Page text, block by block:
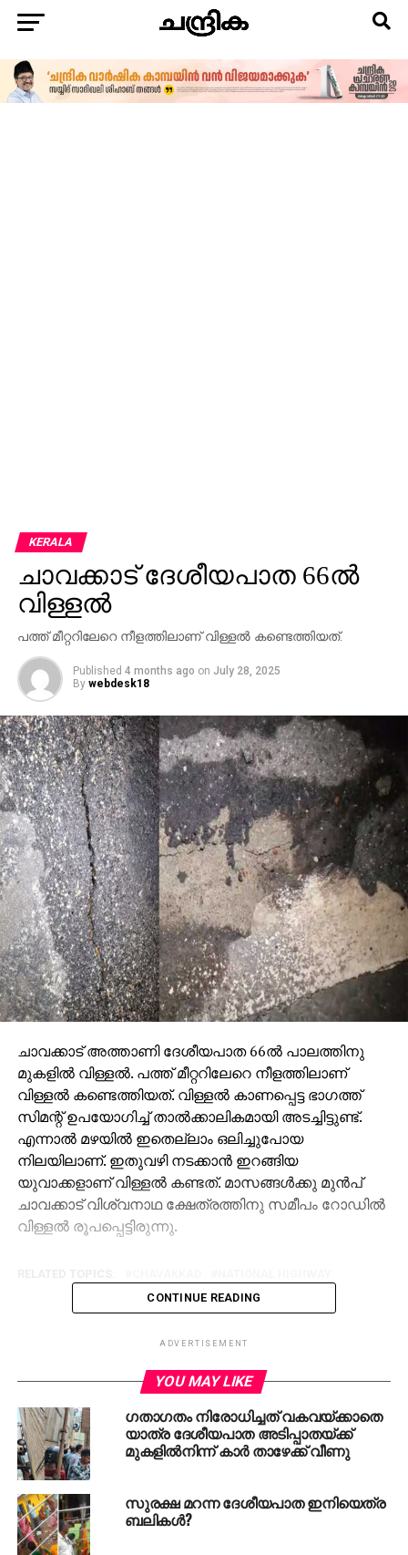
KERALA
ചാവക്കാട് ദേശീയപാത 66ല്‍
വിള്ളല്‍
പത്ത് മീറ്ററിലേറെ നീളത്തിലാണ് വിള്ളല്‍ കണ്ടെത്തിയത്.
Published 4 months ago on July 28, 2025
By webdesk18
ചാവക്കാട് അത്താണി ദേശീയപാത 66ല്‍ പാലത്തിനു
മുകളില്‍ വിള്ളല്‍. പത്ത് മീറ്ററിലേറെ നീളത്തിലാണ്
വിള്ളല്‍ കണ്ടെത്തിയത്. വിള്ളല്‍ കാണപ്പെട്ട ഭാഗത്ത്
സിമന്റ് ഉപയോഗിച്ച് താല്‍ക്കാലികമായി അടച്ചിട്ടുണ്ട്.
എന്നാല്‍ മഴയില്‍ ഇതെല്ലാം ഒലിച്ചുപോയ
നിലയിലാണ്. ഇതുവഴി നടക്കാന്‍ ഇറങ്ങിയ
യുവാക്കളാണ് വിള്ളല്‍ കണ്ടത്. മാസങ്ങള്‍ക്കു മുന്‍പ്
ചാവക്കാട് വിശ്വനാഥ ക്ഷേത്രത്തിനു സമീപം റോഡില്‍
വിള്ളല്‍ രൂപപ്പെട്ടിരുന്നു.
CONTINUE READING
ADVERTISEMENT
YOU MAY LIKE
ഗതാഗതം നിരോധിച്ചത് വകവയ്ക്കാതെ
യാത്ര ദേശീയപാത അടിപ്പാതയ്ക്ക്
മുകളില്‍നിന്ന് കാര്‍ താഴേക്ക് വീണു
സുരക്ഷ മറന്ന ദേശീയപാത ഇനിയെത്ര
ബലികള്‍?